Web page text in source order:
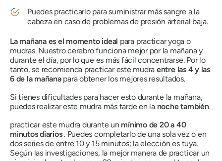
Puedes practicarlo para suministrar más sangre a la
cabeza en caso de problemas de presión arterial baja.
La mañana es el momento ideal para practicar yoga o
mudras. Nuestro cerebro funciona mejor por la mañana y
durante el día, por lo que es más fácil concentrarse. Por lo
tanto, se recomienda practicar este mudra entre las 4 y las
6 de la mañanapara obtener los mejores resultados.
Si tienes dificultades para hacer esto durante la mañana,
puedes realizar este mudramás tarde en la noche también.
practicar este mudra durante un mínimo de 20 a 40
minutos diarios. Puedes completarlo de una sola vez o en
dos series de entre 10 y 15 minutos; la elección es tuya.
Según las investigaciones, la mejor manera de practicar un